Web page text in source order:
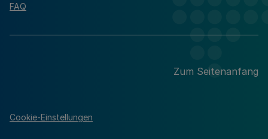
FAQ
Zum Seitenanfang
Cookie-Einstellungen